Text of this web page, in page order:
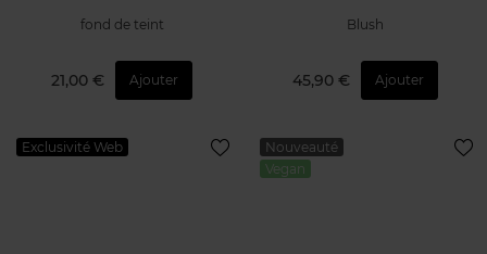
fond de teint
21,00 € Ajouter
Blush
45,90 € Ajouter
Exclusivité Web
Nouveauté
Vegan